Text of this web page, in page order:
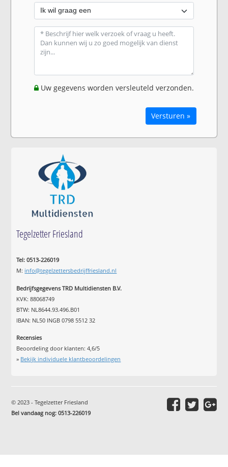
Uw gegevens worden versleuteld verzonden.
Versturen »
Tegelzetter Friesland
Tel: 0513-226019
M: info@tegelzettersbedrijffriesland.nl
Bedrijfsgegevens TRD Multidiensten B.V.
KVK: 88068749
BTW: NL8644.93.496.B01
IBAN: NL50 INGB 0798 5512 32
Recensies
Beoordeling door klanten:4,6/5
» Bekijk individuele klantbeoordelingen
© 2023 - Tegelzetter Friesland
Bel vandaag nog: 0513-226019